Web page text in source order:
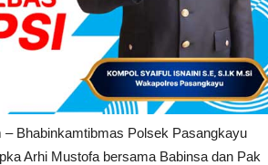
– Bhabinkamtibmas Polsek Pasangkayu
Arhi Mustofa bersama Babinsa dan Pak